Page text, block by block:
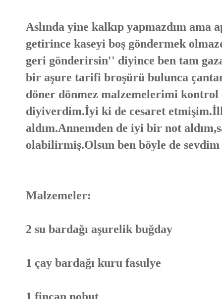
Aslında yine kalkıp yapmazdım
getirince kaseyi boş göndermek
geri gönderirsin'' diyince ben tam
bir aşure tarifi broşürü bulunca
döner dönmez malzemelerimi
diyiverdim.İyi ki de cesaret
aldım.Annemden de iyi bir not
olabilirmiş.Olsun ben böyle de
Malzemeler:
2 su bardağı aşurelik buğday
1 çay bardağı kuru fasulye
1 fincan nohut